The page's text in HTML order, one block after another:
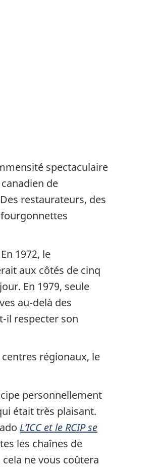
spectaculaire
de
restaurateurs, des
1972, le
aux côtés de cinq
En 1979, seule
au-delà des
il respecter son
régionaux, le
personnellement
était très plaisant.
L’ICC et le RCIP se
les chaînes de
ne vous coûtera